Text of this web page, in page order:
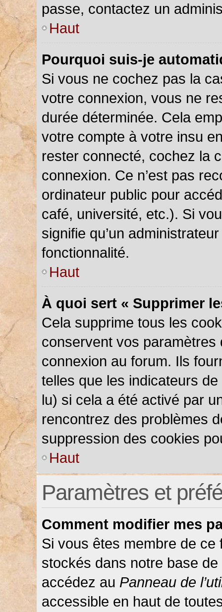
passe, contactez un
Haut
Pourquoi suis-je
Si vous ne cochez pas la
votre connexion, vous ne
durée déterminée. Cela
votre compte à votre insu
rester connecté, cochez la
connexion. Ce n’est pas
ordinateur public pour
café, université, etc.). Si
signifie qu’un
fonctionnalité.
Haut
À quoi sert « Supprimer
Cela supprime tous les
conservent vos paramètres
connexion au forum. Ils
telles que les indicateurs
lu) si cela a été activé par
rencontrez des problèmes
suppression des cookies
Haut
Paramètres et
Comment modifier mes
Si vous êtes membre de
stockés dans notre base
accédez au Panneau de
accessible en haut de